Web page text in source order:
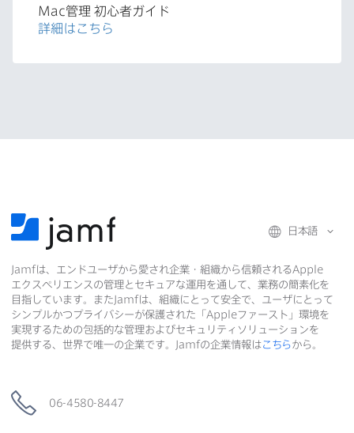
Mac管理 初心者ガイド
詳細は​こちら
日本語
Jamfは、​エンドユーザから​愛され企業・組織から​信頼されるApple
エクスペリエンスの​管理と​セキュアな​運用を​通して、​業務の​簡素化を​
目指しています。​またJamfは、​組織に​とって​安全で、​ユーザに​とって​
シンプルかつプライバシーが​保護された​「Appleファースト」環境を​
実現する​ための​包括的な​管理および​セキュリティソリューションを​
提供する、​世界で​唯一の​企業です。 Jamfの​企業情報はこちらから。
06-4580-8447